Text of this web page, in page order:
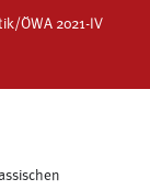
ÖWA 2021-IV